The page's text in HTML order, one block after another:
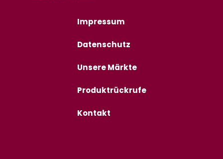
Impressum
Datenschutz
Unsere Märkte
Produktrückrufe
Kontakt